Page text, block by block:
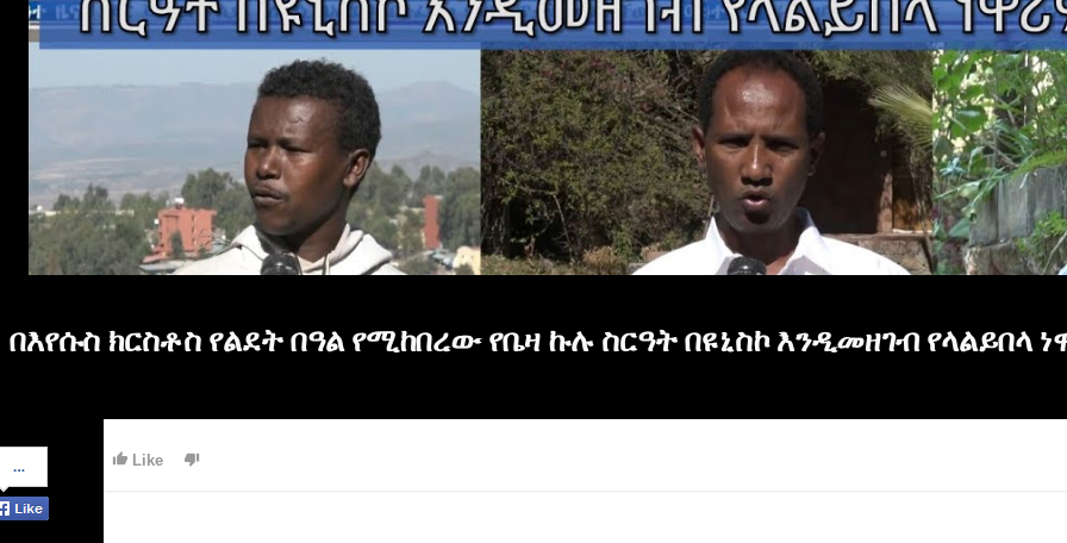
በእየሱስ ክርስቶስ የልደት በዓል የሚከበረው የቤዛ ኩሉ ስርዓት በዩኒስኮ እንዲመዘገብ የላልይበላ
on
Facebook
Like